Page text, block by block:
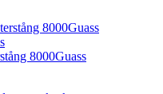
8000Guass